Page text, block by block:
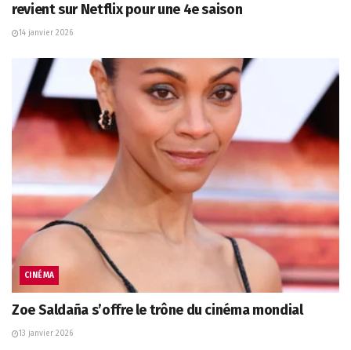
revient sur Netflix pour une 4e saison
14 janvier 2026
CINÉMA
Zoe Saldaña s’offre le trône du cinéma mondial
13 janvier 2026